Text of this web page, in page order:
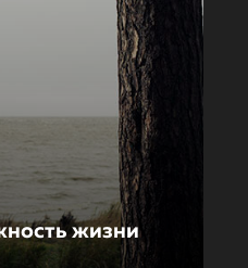
жизни